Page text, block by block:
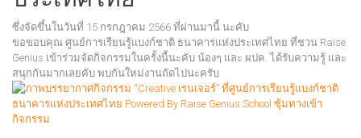
ซึ่งจัดขึ้นในวันที่ 15 กรกฎาคม 2566 ที่ผ่านมานี้ นะคับ
ขอขอบคุณ ศูนย์การเรียนรู้แบงก์ชาติ ธนาคารแห่งประเทศไทย ที่ชวน Raise
Genius เข้าร่วมจัดกิจกรรมในครั้งนี้นะคับ น้องๆ และ ผปค. ได้รับความรู้ และ
สนุกกันมากเลยคับ พบกันใหม่งานถัดไปนะครับ